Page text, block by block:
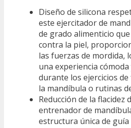
Diseño de silicona
este ejercitador de
de grado alimenticio
contra la piel,
las fuerzas de mordida,
una experiencia
durante los ejercicios
la mandíbula o rutinas
Reducción de la flacidez
entrenador de
estructura única de guía